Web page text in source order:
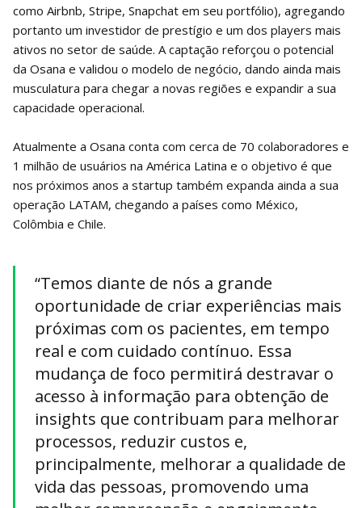
como Airbnb, Stripe, Snapchat em seu portfólio), agregando
portanto um investidor de prestígio e um dos players mais
ativos no setor de saúde. A captação reforçou o potencial
da Osana e validou o modelo de negócio, dando ainda mais
musculatura para chegar a novas regiões e expandir a sua
capacidade operacional.
Atualmente a Osana conta com cerca de 70 colaboradores e
1 milhão de usuários na América Latina e o objetivo é que
nos próximos anos a startup também expanda ainda a sua
operação LATAM, chegando a países como México,
Colômbia e Chile.
“Temos diante de nós a grande
oportunidade de criar experiências mais
próximas com os pacientes, em tempo
real e com cuidado contínuo. Essa
mudança de foco permitirá destravar o
acesso à informação para obtenção de
insights que contribuam para melhorar
processos, reduzir custos e,
principalmente, melhorar a qualidade de
vida das pessoas, promovendo uma